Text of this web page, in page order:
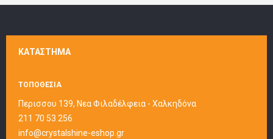
ΚΑΤΆΣΤΗΜΑ
ΤΟΠΟΘΕΣΙΑ
Περισσου 139, Νεα Φιλαδέλφεια - Χαλκηδόνα
211 70 53 256
info@crystalshine-eshop.gr